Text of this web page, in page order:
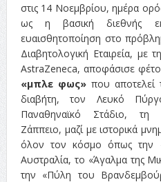
στις 14 Νοεμβρίου, ημέρα
ως η βασική διεθνής
ευαισθητοποίηση στο
Διαβητολογική Εταιρεία, με
AstraZeneca, αποφάσισε
«μπλε φως» που αποτελεί
διαβήτη, τον Λευκό
Παναθηναϊκό Στάδιο,
Ζάππειο, μαζί με ιστορικά
όλον τον κόσμο όπως την
Αυστραλία, το «Άγαλμα της
την «Πύλη του